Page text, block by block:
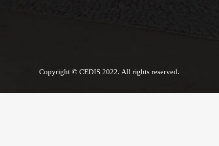
Copyright © CEDIS 2022. All rights reserved.